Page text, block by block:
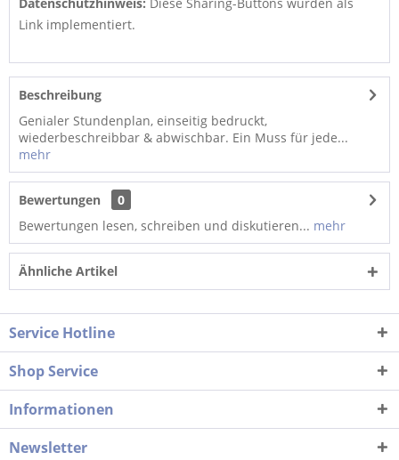
Link implementiert.
Beschreibung
Genialer Stundenplan, einseitig bedruckt,
wiederbeschreibbar & abwischbar. Ein Muss für jede...
mehr
Bewertungen
0
Bewertungen lesen, schreiben und diskutieren... mehr
Ähnliche Artikel
Service Hotline
Shop Service
Informationen
Newsletter